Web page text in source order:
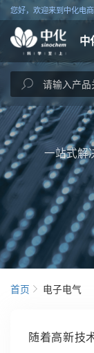
您好，欢迎来到中化电
中
一站式解
首页 电子电气
随着高新技